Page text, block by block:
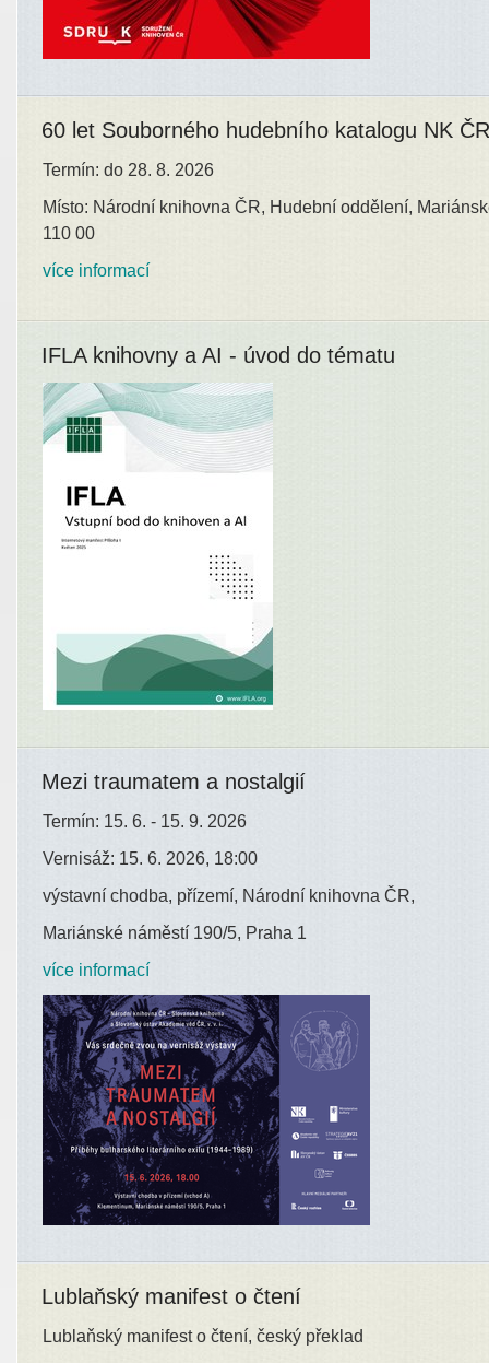
60 let Souborného hudebního katalogu NK ČR
Termín: do 28. 8. 2026
Místo: Národní knihovna ČR, Hudební oddělení,
110 00
více informací
IFLA knihovny a AI - úvod do tématu
Mezi traumatem a nostalgií
Termín: 15. 6. - 15. 9. 2026
Vernisáž: 15. 6. 2026, 18:00
výstavní chodba, přízemí, Národní knihovna ČR,
Mariánské náměstí 190/5, Praha 1
více informací
Lublaňský manifest o čtení
Lublaňský manifest o čtení, český překlad